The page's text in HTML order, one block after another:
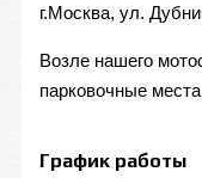
г.Москва, ул.
Возле нашего
парковочные
График работы